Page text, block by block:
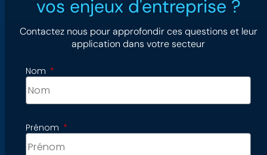
vos enjeux d'entreprise ?
Contactez nous pour approfondir ces questions et leur
application dans votre secteur
Nom
Prénom